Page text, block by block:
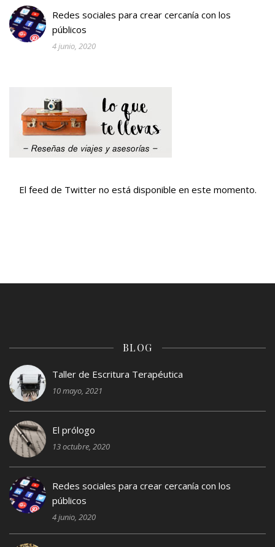
Redes sociales para crear cercanía con los
públicos
4 junio, 2020
El feed de Twitter no está disponible en este momento.
BLOG
Taller de Escritura Terapéutica
10 mayo, 2021
El prólogo
13 octubre, 2020
Redes sociales para crear cercanía con los
públicos
4 junio, 2020